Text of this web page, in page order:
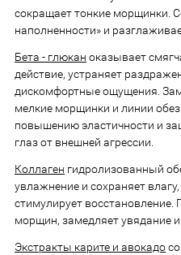
сокращает тонкие морщинки.
наполненности» и
Бета - глюкан оказывает
действие, устраняет
дискомфортные ощущения.
мелкие морщинки и линии
повышению эластичности и
глаз от внешней агрессии.
Коллаген гидролизованный
увлажнение и сохраняет
стимулирует
морщин, замедляет увядание
Экстракты карите и авокадо